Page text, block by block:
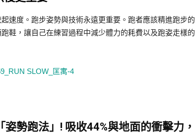
速度。跑步姿勢與技術永遠更重要。跑者應該精進跑步的
鞋，讓自己在練習過程中減少體力的耗費以及跑姿走樣的
勢跑法」! 吸收44%與地面的衝擊力，